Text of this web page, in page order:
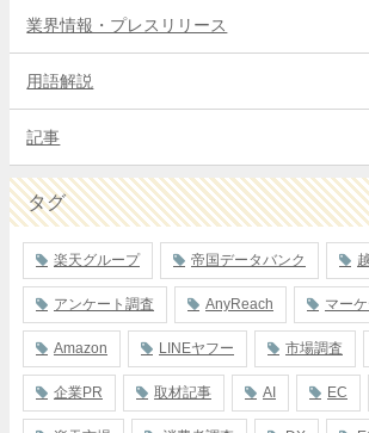
業界情報・プレスリリース
用語解説
記事
タグ
楽天グループ 帝国データバンク
アンケート調査 AnyReach マー
Amazon LINEヤフー 市場調査
企業PR 取材記事 AI EC